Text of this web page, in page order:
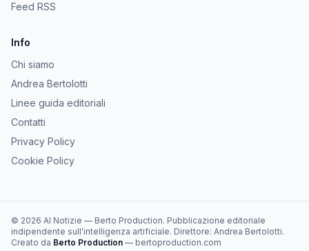
Feed RSS
Info
Chi siamo
Andrea Bertolotti
Linee guida editoriali
Contatti
Privacy Policy
Cookie Policy
© 2026 AI Notizie — Berto Production. Pubblicazione editoriale
indipendente sull'intelligenza artificiale. Direttore: Andrea Bertolotti.
Creato da Berto Production — bertoproduction.com